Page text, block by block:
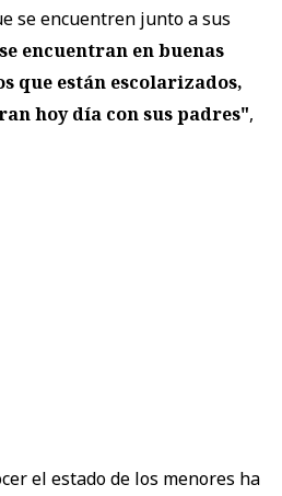
se encuentren junto a sus
encuentran en buenas
que están escolarizados,
hoy día con sus padres",
el estado de los menores ha